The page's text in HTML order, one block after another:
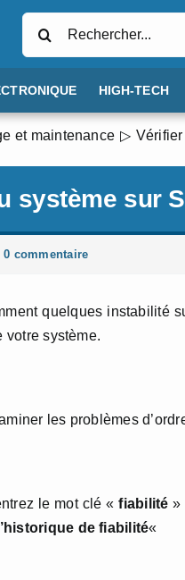
HIGH-TECH
et maintenance
système sur
0 commentaire
quelques instabilité
votre système.
les problèmes
le mot clé «fiabilité »
de fiabilité«